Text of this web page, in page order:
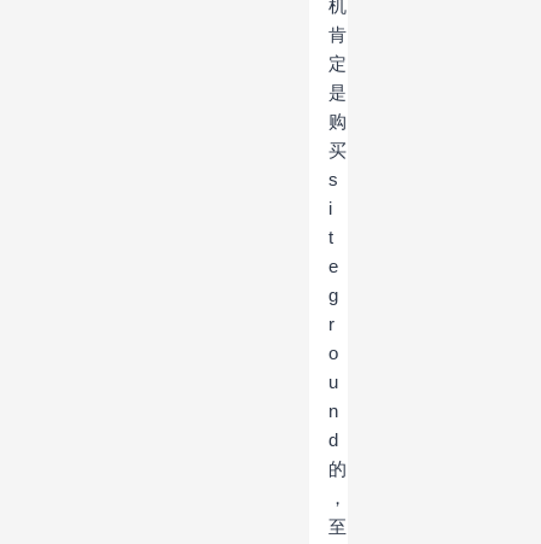
机
肯
定
是
购
买
s
i
t
e
g
r
o
u
n
d
的
，
至